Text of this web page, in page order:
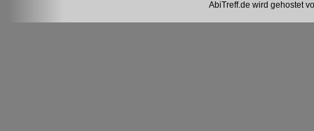
AbiTreff.de wird gehostet